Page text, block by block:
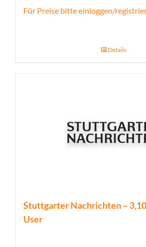
Für Preise bitte einloggen/
Details
Stuttgarter Nachrichten –
User